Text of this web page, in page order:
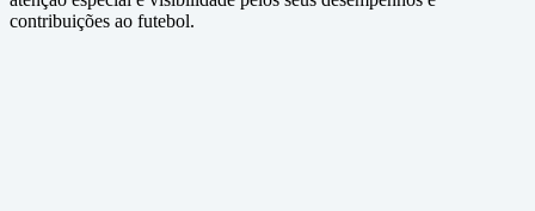
contribuições ao futebol.